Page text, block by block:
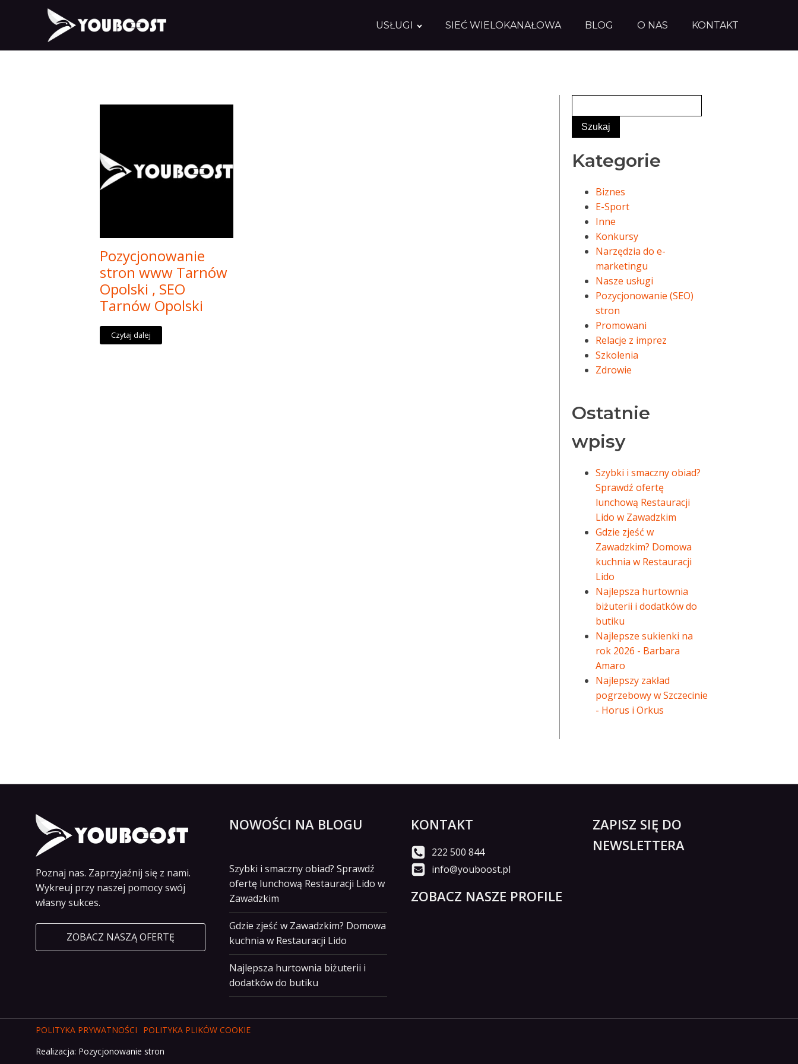
USŁUGI SIEĆ WIELOKANAŁOWA BLOG O NAS KONTAKT
Pozycjonowanie
stron www Tarnów
Opolski , SEO
Tarnów Opolski
Czytaj dalej
Kategorie
Biznes
E-Sport
Inne
Konkursy
Narzędzia do e-
marketingu
Nasze usługi
Pozycjonowanie (SEO)
stron
Promowani
Relacje z imprez
Szkolenia
Zdrowie
Ostatnie
wpisy
Szybki i smaczny obiad?
Sprawdź ofertę
lunchową Restauracji
Lido w Zawadzkim
Gdzie zjeść w
Zawadzkim? Domowa
kuchnia w Restauracji
Lido
Najlepsza hurtownia
biżuterii i dodatków do
butiku
Najlepsze sukienki na
rok 2026 - Barbara
Amaro
Najlepszy zakład
pogrzebowy w Szczecinie
- Horus i Orkus
Poznaj nas. Zaprzyjaźnij się z nami.
Wykreuj przy naszej pomocy swój
własny sukces.
ZOBACZ NASZĄ OFERTĘ
NOWOŚCI NA BLOGU
Szybki i smaczny obiad? Sprawdź
ofertę lunchową Restauracji Lido w
Zawadzkim
Gdzie zjeść w Zawadzkim? Domowa
kuchnia w Restauracji Lido
Najlepsza hurtownia biżuterii i
dodatków do butiku
KONTAKT
222 500 844
info@youboost.pl
ZOBACZ NASZE PROFILE
ZAPISZ SIĘ DO
NEWSLETTERA
POLITYKA PRYWATNOŚCI
POLITYKA PLIKÓW COOKIE
Realizacja: Pozycjonowanie stron